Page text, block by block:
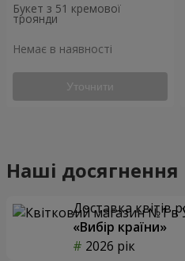
Букет з 51 кремової
троянди
Немає в наявності
Уточнити
Наші досягнення
Доставка квітів
«Вибір країни»
2026 рік